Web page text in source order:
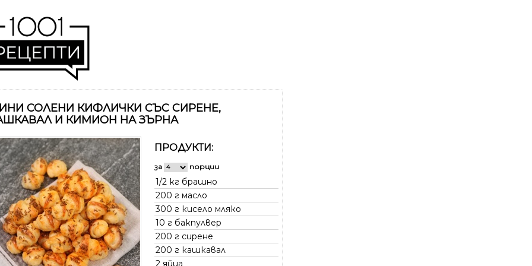
СОЛЕНИ КИФЛИЧКИ СЪС СИРЕНЕ,
И КИМИОН НА ЗЪРНА
ПРОДУКТИ:
за порции
1/2 кг брашно
200 г масло
300 г кисело мляко
10 г бакпулвер
200 г сирене
200 г кашкавал